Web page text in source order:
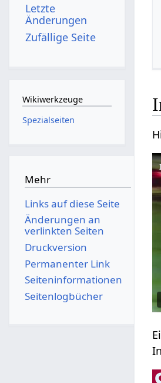
Letzte
Änderungen
Zufällige Seite
Wikiwerkzeuge
Spezialseiten
Mehr
Links auf diese Seite
Änderungen an
verlinkten Seiten
Druckversion
Permanenter Link
Seiten­­informationen
Seitenlogbücher